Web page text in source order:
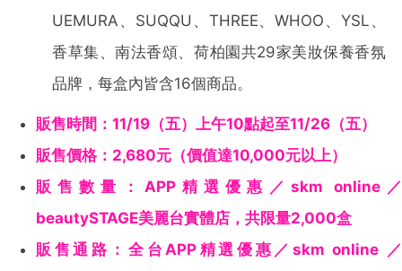
UEMURA、SUQQU、THREE、WHOO、YSL、
香草集、南法香頌、荷柏園共29家美妝保養香氛
品牌，每盒內皆含16個商品。
販售時間：11/19（五）上午10點起至11/26（五）
販售價格：2,680元（價值達10,000元以上）
販售數量：APP精選優惠／skm online／
beautySTAGE美麗台實體店，共限量2,000盒
販售通路：全台APP精選優惠／skm online ／